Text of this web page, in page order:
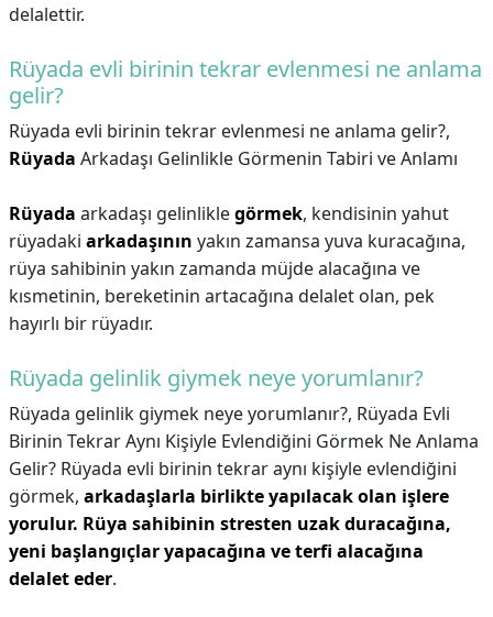
delalettir.
Rüyada evli birinin tekrar evlenmesi ne anlama
gelir?
Rüyada evli birinin tekrar evlenmesi ne anlama gelir?,
Rüyada Arkadaşı Gelinlikle Görmenin Tabiri ve Anlamı
Rüyada arkadaşı gelinliklegörmek, kendisinin yahut
rüyadaki arkadaşının yakın zamansa yuva kuracağına,
rüya sahibinin yakın zamanda müjde alacağına ve
kısmetinin, bereketinin artacağına delalet olan, pek
hayırlı bir rüyadır.
Rüyada gelinlik giymek neye yorumlanır?
Rüyada gelinlik giymek neye yorumlanır?, Rüyada Evli
Birinin Tekrar Aynı Kişiyle Evlendiğini Görmek Ne Anlama
Gelir? Rüyada evli birinin tekrar aynı kişiyle evlendiğini
görmek, arkadaşlarla birlikte yapılacak olan işlere
yorulur. Rüya sahibinin stresten uzak duracağına,
yeni başlangıçlar yapacağına ve terfi alacağına
delalet eder.